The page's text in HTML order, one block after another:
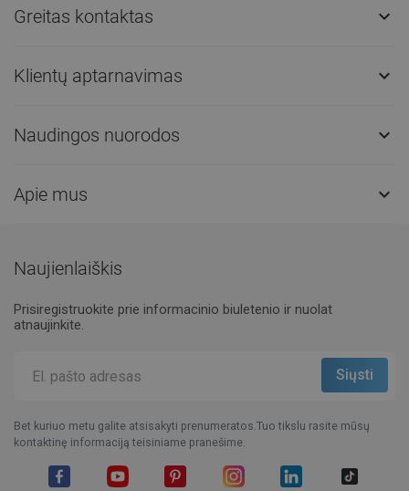
Greitas kontaktas 
Klientų aptarnavimas 
Naudingos nuorodos 
Apie mus 
Naujienlaiškis
Prisiregistruokite prie informacinio biuletenio ir nuolat
atnaujinkite.
Bet kuriuo metu galite atsisakyti prenumeratos.Tuo tikslu rasite mūsų
kontaktinę informaciją teisiniame pranešime.